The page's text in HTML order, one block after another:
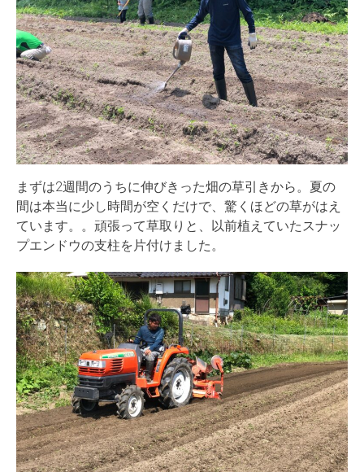
まずは2週間のうちに伸びきった畑の草引きから。夏の
間は本当に少し時間が空くだけで、驚くほどの草がはえ
ています。。頑張って草取りと、以前植えていたスナッ
プエンドウの支柱を片付けました。